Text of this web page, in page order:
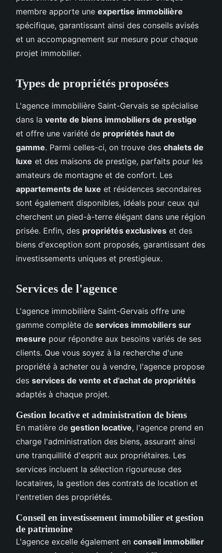
membre apporte une expertise immobilière
spécifique, garantissant ainsi des conseils avisés
et un accompagnement sur mesure pour chaque
projet immobilier.
Types de propriétés proposées
L'agence immobilière Saint-Gervais se spécialise
dans la vente de biens immobiliers de prestige
et offre une variété de propriétés haut de
gamme. Parmi celles-ci, on trouve des chalets de
luxe et des maisons de prestige, parfaits pour les
amateurs de montagne et de confort. Les
appartements de luxe et résidences secondaires
sont également disponibles, idéals pour ceux qui
cherchent un pied-à-terre élégant dans une région
prisée. Enfin, des propriétés exclusives et des
biens d'exception sont proposés, garantissant des
investissements uniques et prestigieux.
Services de l'agence
L'agence immobilière Saint-Gervais offre une
gamme complète de services immobiliers sur
mesure pour répondre aux besoins variés de ses
clients. Que vous soyez à la recherche d'une
propriété à acheter ou à vendre, l'agence propose
des services de vente et d'achat de propriétés
adaptés à chaque projet.
Gestion locative et administration de biens
En matière de gestion locative, l'agence prend en
charge l'administration des biens, assurant ainsi
une tranquillité d'esprit aux propriétaires. Les
services incluent la sélection rigoureuse des
locataires, la gestion des contrats de location et
l'entretien des propriétés.
Conseil en investissement immobilier et gestion
de patrimoine
L'agence excelle également en conseil immobilier